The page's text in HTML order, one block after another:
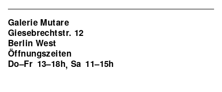
Galerie Mutare
Giesebrechtstr. 12
Berlin West
Öffnungszeiten
Do–Fr 13–18h, Sa 11–15h